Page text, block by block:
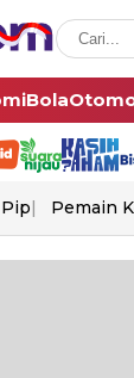
Bola
Pemain